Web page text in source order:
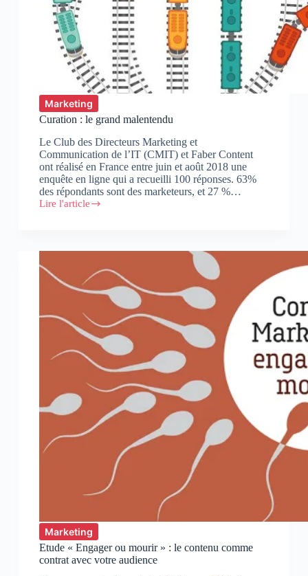
Marketing
Curation : le grand malentendu
Le Club des Directeurs Marketing et
Communication de l’IT (CMIT) et Faber Content
ont réalisé en France entre juin et août 2018 une
enquête en ligne qui a recueilli 100 réponses. 63%
des répondants sont des marketeurs, et 27 %…
Lire l'article
Curation
Marketing
Etude « Engager ou mourir » : le contenu comme
contrat avec votre audience